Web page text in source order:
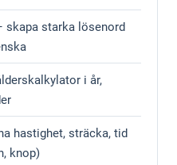
skapa starka lösenord
i år,
hastighet, sträcka, tid
knop)